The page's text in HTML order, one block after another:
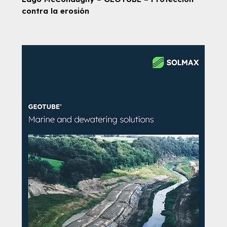
contra la erosión